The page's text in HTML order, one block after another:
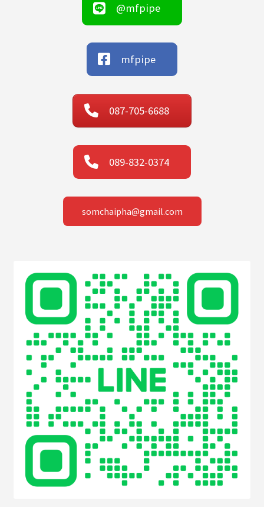
@mfpipe
mfpipe
087-705-6688
089-832-0374
somchaipha@gmail.com